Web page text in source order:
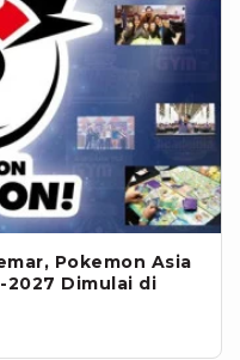
Pokemon Asia
2027 Dimulai di